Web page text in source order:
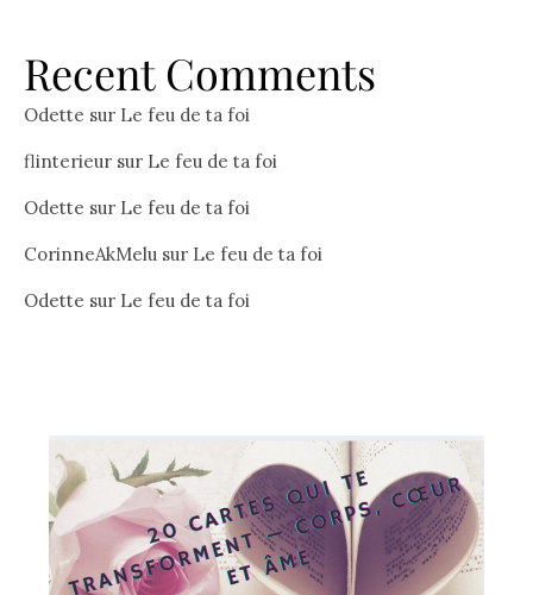
Recent Comments
Odette sur Le feu de ta foi
flinterieur sur Le feu de ta foi
Odette sur Le feu de ta foi
CorinneAkMelu sur Le feu de ta foi
Odette sur Le feu de ta foi